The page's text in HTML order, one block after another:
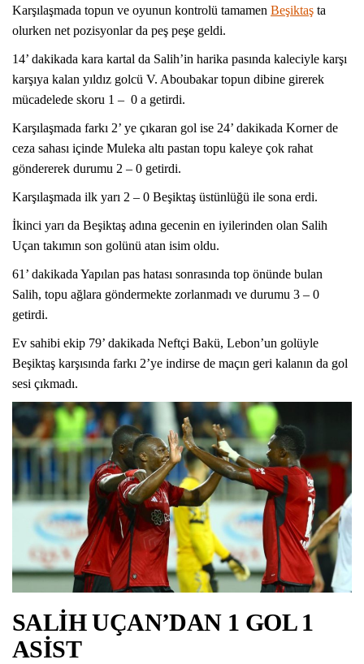
Karşılaşmada topun ve oyunun kontrolü tamamen Beşiktaş ta
olurken net pozisyonlar da peş peşe geldi.
14’ dakikada kara kartal da Salih’in harika pasında kaleciyle karşı
karşıya kalan yıldız golcü V. Aboubakar topun dibine girerek
mücadelede skoru 1 – 0 a getirdi.
Karşılaşmada farkı 2’ ye çıkaran gol ise 24’ dakikada Korner de
ceza sahası içinde Muleka altı pastan topu kaleye çok rahat
göndererek durumu 2 – 0 getirdi.
Karşılaşmada ilk yarı 2 – 0 Beşiktaş üstünlüğü ile sona erdi.
İkinci yarı da Beşiktaş adına gecenin en iyilerinden olan Salih
Uçan takımın son golünü atan isim oldu.
61’ dakikada Yapılan pas hatası sonrasında top önünde bulan
Salih, topu ağlara göndermekte zorlanmadı ve durumu 3 – 0
getirdi.
Ev sahibi ekip 79’ dakikada Neftçi Bakü, Lebon’un golüyle
Beşiktaş karşısında farkı 2’ye indirse de maçın geri kalanın da gol
sesi çıkmadı.
SALİH UÇAN’DAN 1 GOL 1
ASİST